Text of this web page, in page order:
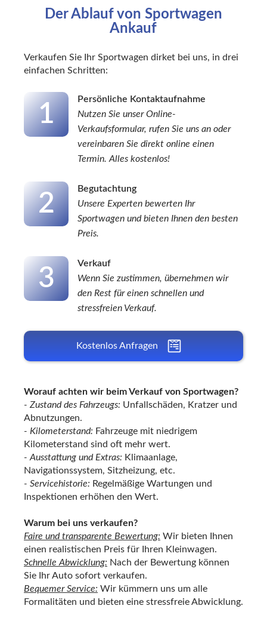
Der Ablauf von Sportwagen
Ankauf
Verkaufen Sie Ihr Sportwagen dirket bei uns, in drei
einfachen Schritten:
1
Persönliche Kontaktaufnahme
Nutzen Sie unser Online-
Verkaufsformular, rufen Sie uns an oder
vereinbaren Sie direkt online einen
Termin. Alles kostenlos!
2
Begutachtung
Unsere Experten bewerten Ihr
Sportwagen und bieten Ihnen den besten
Preis.
3
Verkauf
Wenn Sie zustimmen, übernehmen wir
den Rest für einen schnellen und
stressfreien Verkauf.
Kostenlos Anfragen
Worauf achten wir beim Verkauf von Sportwagen?
- Zustand des Fahrzeugs: Unfallschäden, Kratzer und
Abnutzungen.
- Kilometerstand: Fahrzeuge mit niedrigem
Kilometerstand sind oft mehr wert.
- Ausstattung und Extras: Klimaanlage,
Navigationssystem, Sitzheizung, etc.
- Servicehistorie: Regelmäßige Wartungen und
Inspektionen erhöhen den Wert.
Warum bei uns verkaufen?
Faire und transparente Bewertung: Wir bieten Ihnen
einen realistischen Preis für Ihren Kleinwagen.
Schnelle Abwicklung: Nach der Bewertung können
Sie Ihr Auto sofort verkaufen.
Bequemer Service: Wir kümmern uns um alle
Formalitäten und bieten eine stressfreie Abwicklung.